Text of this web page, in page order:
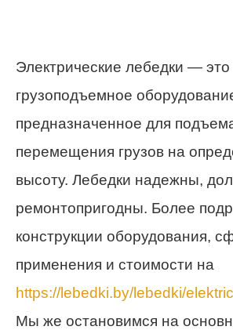
Электрические лебедки — это
грузоподъемное
предназначенное для
перемещения грузов на
высоту. Лебедки надежны,
ремонтопригодны. Более
конструкции оборудования,
применения и стоимости на
https://lebedki.by/lebedki/
Мы же остановимся на